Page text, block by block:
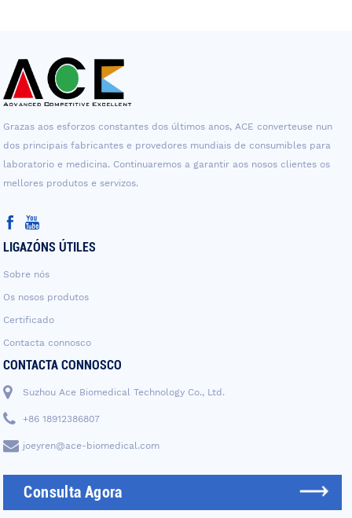
Grazas aos esforzos constantes dos últimos anos, ACE converteuse nun
dos principais fabricantes e provedores mundiais de consumibles para
laboratorio e medicina. Continuaremos a garantir aos nosos clientes os
mellores produtos e servizos.
LIGAZÓNS ÚTILES
Sobre nós
Os nosos produtos
Certificado
Contacta connosco
CONTACTA CONNOSCO
Suzhou Ace Biomedical Technology Co., Ltd.
+86 18912386807
joeyren@ace-biomedical.com
Consulta Agora